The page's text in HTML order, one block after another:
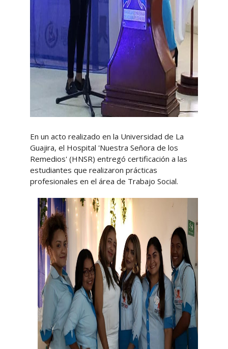
En un acto realizado en la Universidad de La
Guajira, el Hospital 'Nuestra Señora de los
Remedios' (HNSR) entregó certificación a las
estudiantes que realizaron prácticas
profesionales en el área de Trabajo Social.